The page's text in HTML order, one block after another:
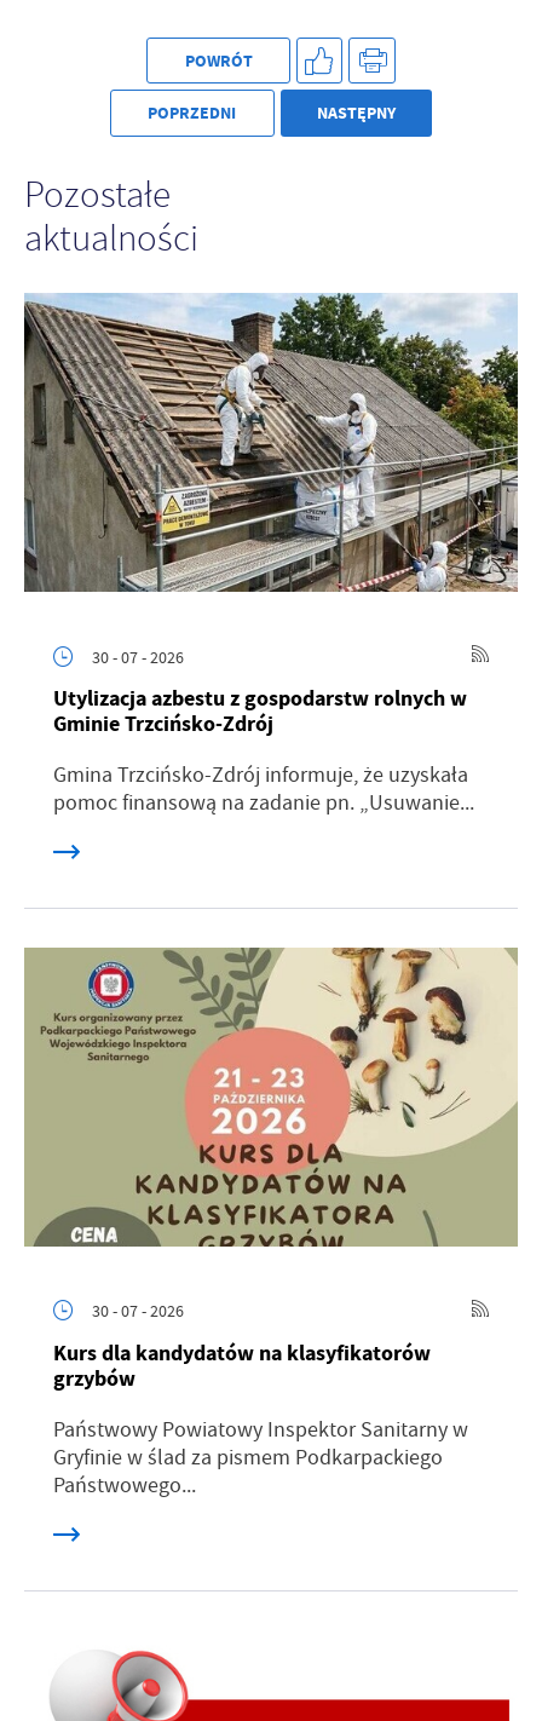
POWRÓT
POPRZEDNI NASTĘPNY
Pozostałe
aktualności
30 - 07 - 2026
Utylizacja azbestu z gospodarstw rolnych w
Gminie Trzcińsko-Zdrój
Gmina Trzcińsko-Zdrój informuje, że uzyskała
pomoc finansową na zadanie pn. „Usuwanie...
30 - 07 - 2026
Kurs dla kandydatów na klasyfikatorów
grzybów
Państwowy Powiatowy Inspektor Sanitarny w
Gryfinie w ślad za pismem Podkarpackiego
Państwowego...